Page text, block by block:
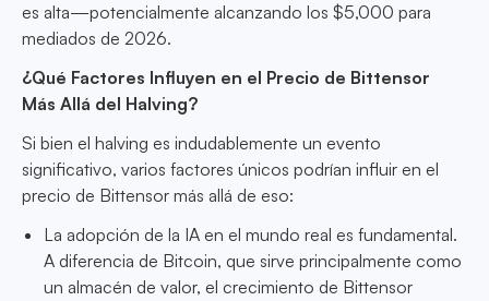
es alta—potencialmente alcanzando los $5,000 para
mediados de 2026.
¿Qué Factores Influyen en el Precio de Bittensor
Más Allá del Halving?
Si bien el halving es indudablemente un evento
significativo, varios factores únicos podrían influir en el
precio de Bittensor más allá de eso:
La adopción de la IA en el mundo real es fundamental.
A diferencia de Bitcoin, que sirve principalmente como
un almacén de valor, el crecimiento de Bittensor